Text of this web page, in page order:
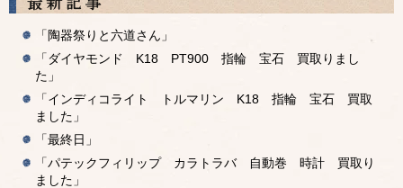
「陶器祭りと六道さん」
「ダイヤモンド K18 PT900 指輪 宝石 買取りまし
た」
「インディコライト トルマリン K18 指輪 宝石 買取
ました」
「最終日」
「パテックフィリップ カラトラバ 自動巻 時計 買取り
ました」